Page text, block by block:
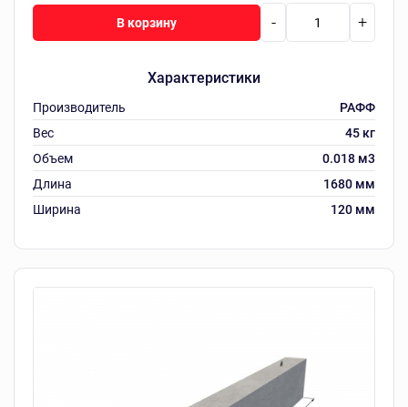
Характеристики
Производитель
РАФФ
Вес
45 кг
Объем
0.018 м3
Длина
1680 мм
Ширина
120 мм
- +
В корзину